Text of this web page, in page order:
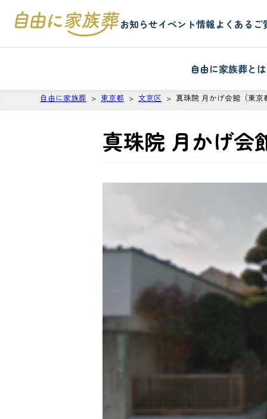
お知らせイベント情報よくあるご
自由に家族葬とは
自由に家族葬 東京都 文京区 真珠院 月かげ会館（東京
真珠院 月かげ会